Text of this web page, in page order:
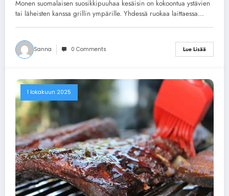
Monen suomalaisen suosikkipuuhaa kesäisin on kokoontua ystävien
tai läheisten kanssa grillin ympärille. Yhdessä ruokaa laittaessa…
Sanna 0 Comments Lue Lisää
1 lokakuun 2025